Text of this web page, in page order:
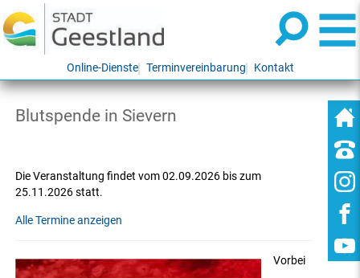
Online-Dienste Terminvereinbarung Kontakt
Blutspende in Sievern
Die Veranstaltung findet vom 02.09.2026 bis zum
25.11.2026 statt.
Alle Termine anzeigen
Vorbei